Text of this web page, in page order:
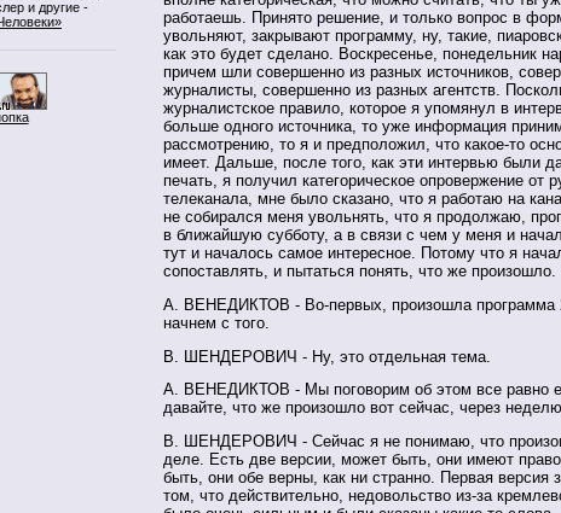
и другие -
работаешь. Принято решение, и только вопрос в
увольняют, закрывают программу, ну, такие,
как это будет сделано. Воскресенье, понедельник
причем шли совершенно из разных источников,
журналисты, совершенно из разных агентств.
журналистское правило, которое я упомянул в
больше одного источника, то уже информация
рассмотрению, то я и предположил, что какое-то
имеет. Дальше, после того, как эти интервью были
печать, я получил категорическое опровержение от
телеканала, мне было сказано, что я работаю на
не собирался меня увольнять, что я продолжаю,
в ближайшую субботу, а в связи с чем у меня и
тут и началось самое интересное. Потому что я
сопоставлять, и пытаться понять, что же произошло.
А. ВЕНЕДИКТОВ - Во-первых, произошла программа
начнем с того.
В. ШЕНДЕРОВИЧ - Ну, это отдельная тема.
А. ВЕНЕДИКТОВ - Мы поговорим об этом все равно
давайте, что же произошло вот сейчас, через
В. ШЕНДЕРОВИЧ - Сейчас я не понимаю, что
деле. Есть две версии, может быть, они имеют
быть, они обе верны, как ни странно. Первая версия
том, что действительно, недовольство из-за